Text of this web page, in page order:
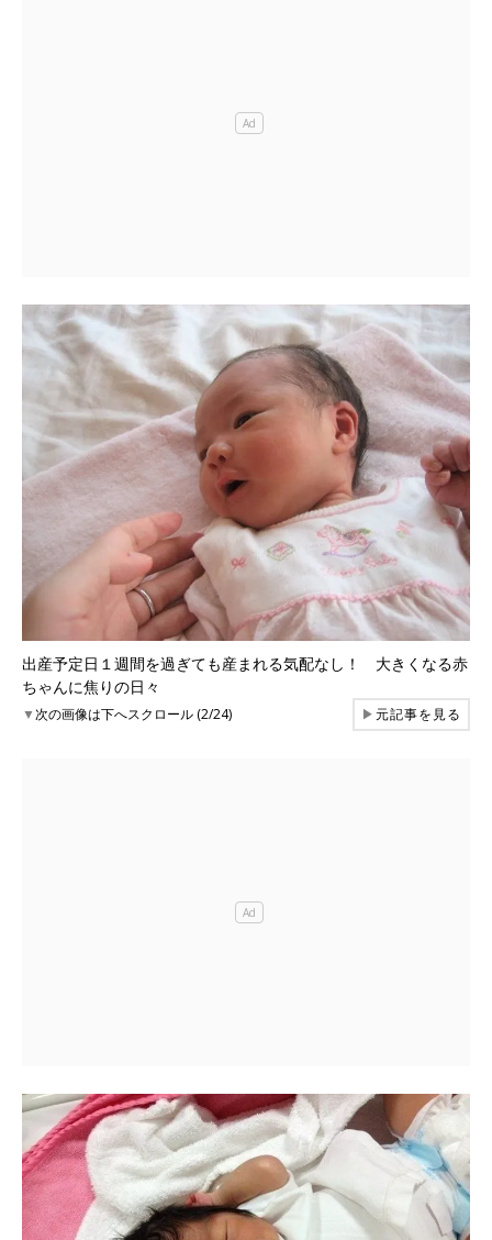
出産予定日１週間を過ぎても産まれる気配なし！ 大きくなる赤
ちゃんに焦りの日々
▼次の画像は下へスクロール (2/24) ▶元記事を見る